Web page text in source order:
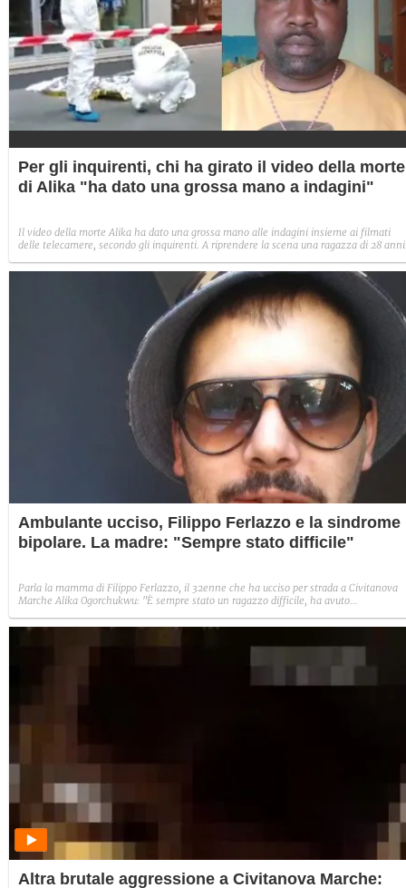
Per gli inquirenti, chi ha girato il video della morte
di Alika "ha dato una grossa mano a indagini"
Il video della morte Alika ha dato una grossa mano alle indagini insieme ai filmati
delle telecamere, secondo gli inquirenti. A riprendere la scena una ragazza di 28
Ambulante ucciso, Filippo Ferlazzo e la sindrome
bipolare. La madre: "Sempre stato difficile"
Parla la mamma di Filippo Ferlazzo, il 32enne che ha ucciso per strada a Civitanova
Marche Alika Ogorchukwu: "È sempre stato un ragazzo difficile, ha avuto
bipolare. Verrà richiesta per lui la perizia psichiatrica.
Altra brutale aggressione a Civitanova Marche: